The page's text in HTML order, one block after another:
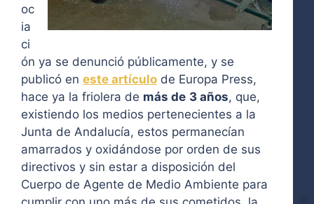
oc
ia
ci
ón ya se denunció públicamente, y se
publicó en este artículo de Europa Press,
hace ya la friolera de más de 3 años, que,
existiendo los medios pertenecientes a la
Junta de Andalucía, estos permanecían
amarrados y oxidándose por orden de sus
directivos y sin estar a disposición del
Cuerpo de Agente de Medio Ambiente para